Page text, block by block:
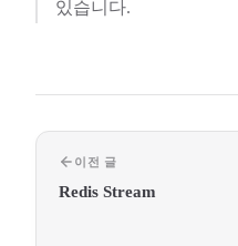
있습니다.
이전 글
Redis Stream